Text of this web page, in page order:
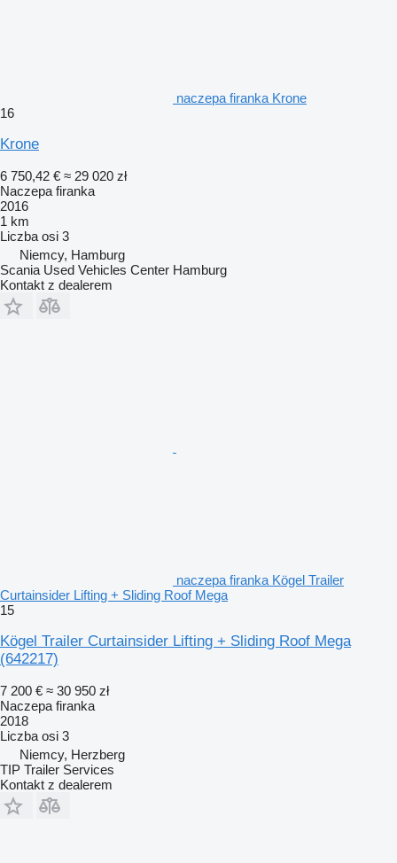
naczepa firanka Krone
16
Krone
6 750,42 € ≈ 29 020 zł
Naczepa firanka
2016
1 km
Liczba osi 3
Niemcy, Hamburg
Scania Used Vehicles Center Hamburg
Kontakt z dealerem
naczepa firanka Kögel Trailer
Curtainsider Lifting + Sliding Roof Mega
15
Kögel Trailer Curtainsider Lifting + Sliding Roof Mega
(642217)
7 200 € ≈ 30 950 zł
Naczepa firanka
2018
Liczba osi 3
Niemcy, Herzberg
TIP Trailer Services
Kontakt z dealerem